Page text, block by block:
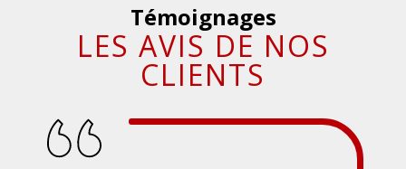
Témoignages
LES AVIS DE NOS
CLIENTS